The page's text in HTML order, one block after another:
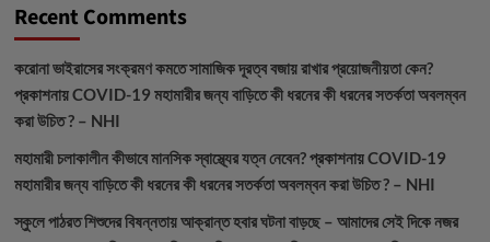
Recent Comments
করোনা ভাইরাসের সংক্রমণ কমতে সামাজিক দূরত্ব বজায় রাখার প্রয়োজনীয়তা কেন?
প্রকাশনায়COVID-19 মহামারীর জন্য বাড়িতে কী ধরনের কী ধরনের সতর্কতা অবলম্বন
করা উচিত ? – NHI
মহামারী চলাকালীন কীভাবে মানসিক স্বাস্থ্যের যত্ন নেবেন?প্রকাশনায়COVID-19
মহামারীর জন্য বাড়িতে কী ধরনের কী ধরনের সতর্কতা অবলম্বন করা উচিত ? – NHI
স্কুলে পাঠরত শিশুদের বিষন্নতায় আক্রান্ত হবার ঘটনা বাড়ছে – আমাদের সেই দিকে নজর